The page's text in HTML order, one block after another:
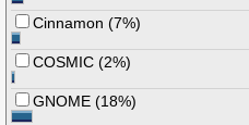
Cinnamon (7%)
COSMIC (2%)
GNOME (18%)